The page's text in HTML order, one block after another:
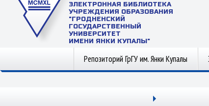
ЭЛЕКТРОННАЯ БИБЛИОТЕКА
УЧРЕЖДЕНИЯ ОБРАЗОВАНИЯ
"ГРОДНЕНСКИЙ
ГОСУДАРСТВЕННЫЙ
УНИВЕРСИТЕТ
ИМЕНИ ЯНКИ КУПАЛЫ"
Репозиторий ГрГУ им. Янки Купалы